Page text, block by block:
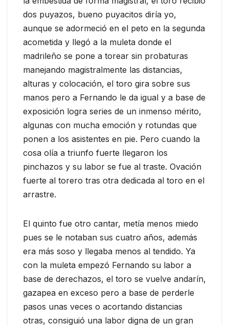
dos puyazos, bueno puyacitos diría yo,
aunque se adormeció en el peto en la segunda
acometida y llegó a la muleta donde el
madrileño se pone a torear sin probaturas
manejando magistralmente las distancias,
alturas y colocación, el toro gira sobre sus
manos pero a Fernando le da igual y a base de
exposición logra series de un inmenso mérito,
algunas con mucha emoción y rotundas que
ponen a los asistentes en pie. Pero cuando la
cosa olía a triunfo fuerte llegaron los
pinchazos y su labor se fue al traste. Ovación
fuerte al torero tras otra dedicada al toro en el
arrastre.
El quinto fue otro cantar, metía menos miedo
pues se le notaban sus cuatro años, además
era más soso y llegaba menos al tendido. Ya
con la muleta empezó Fernando su labor a
base de derechazos, el toro se vuelve andarín,
gazapea en exceso pero a base de perderle
pasos unas veces o acortando distancias
otras, consiguió una labor digna de un gran